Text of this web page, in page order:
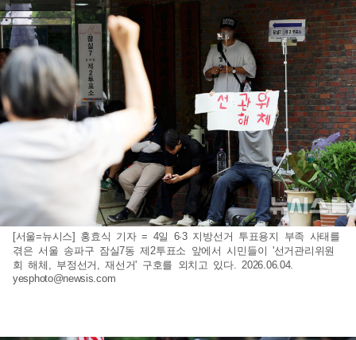
[서울=뉴시스] 홍효식 기자 = 4일 6·3 지방선거 투표용지 부족 사태를
겪은 서울 송파구 잠실7동 제2투표소 앞에서 시민들이 '선거관리위원
회 해체, 부정선거, 재선거' 구호를 외치고 있다. 2026.06.04.
yesphoto@newsis.com